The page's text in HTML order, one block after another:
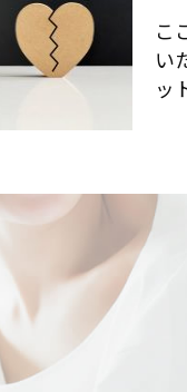
こ
い
ッ